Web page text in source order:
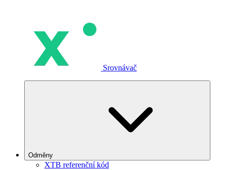
Srovnávač
Odměny
XTB referenční kód